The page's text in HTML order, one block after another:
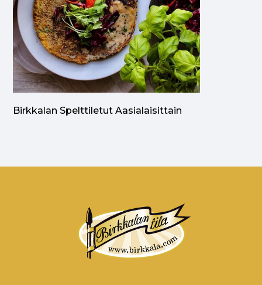
Birkkalan Spelttiletut Aasialaisittain